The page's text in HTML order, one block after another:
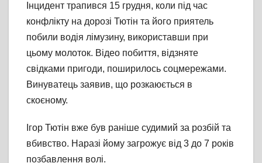
Інцидент трапився 15 грудня, коли під час
конфлікту на дорозі Тютін та його приятель
побили водія лімузину, використавши при
цьому молоток. Відео побиття, відзняте
свідками пригоди, поширилось соцмережами.
Винуватець заявив, що розкаюється в
скоєному.
Ігор Тютін вже був раніше судимий за розбій та
вбивство. Наразі йому загрожує від 3 до 7 років
позбавлення волі.